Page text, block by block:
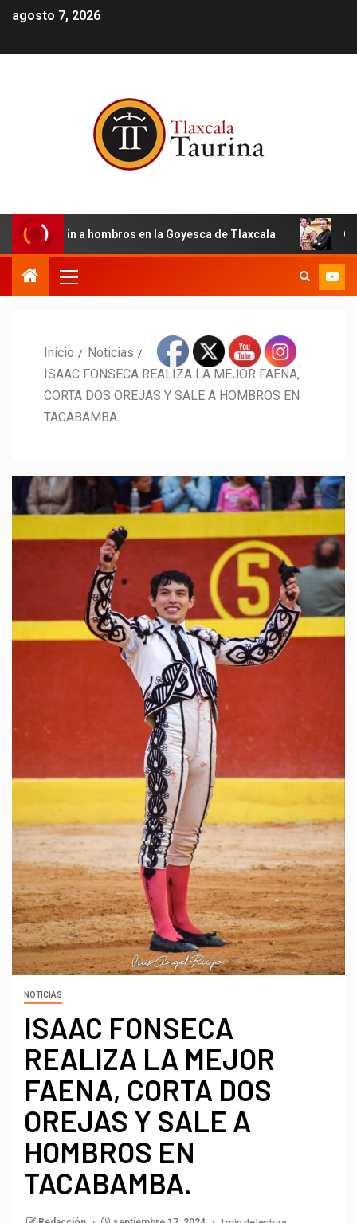
agosto 7, 2026
a hombros en la Goyesca de Tlaxcala Oreja
Inicio
Noticias
ISAAC FONSECA REALIZA LA MEJOR FAENA,
CORTA DOS OREJAS Y SALE A HOMBROS EN
TACABAMBA.
NOTICIAS
ISAAC FONSECA
REALIZA LA MEJOR
FAENA, CORTA DOS
OREJAS Y SALE A
HOMBROS EN
TACABAMBA.